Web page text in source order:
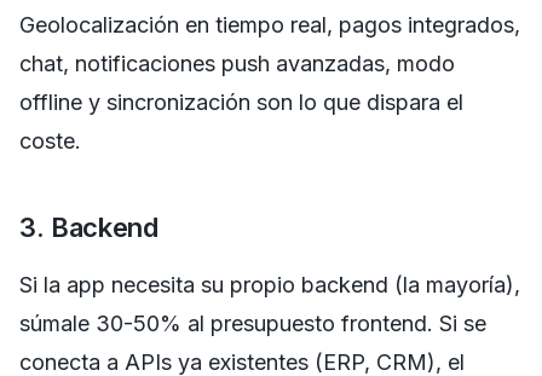
Geolocalización en tiempo real, pagos integrados,
chat, notificaciones push avanzadas, modo
offline y sincronización son lo que dispara el
coste.
3. Backend
Si la app necesita su propio backend (la mayoría),
súmale 30-50% al presupuesto frontend. Si se
conecta a APIs ya existentes (ERP, CRM), el